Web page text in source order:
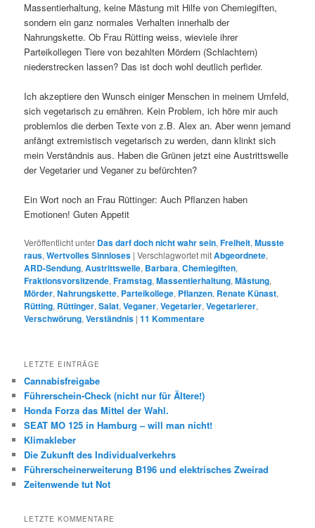
Massentierhaltung, keine Mästung mit Hilfe von Chemiegiften,
sondern ein ganz normales Verhalten innerhalb der
Nahrungskette. Ob Frau Rütting weiss, wieviele ihrer
Parteikollegen Tiere von bezahlten Mördern (Schlachtern)
niederstrecken lassen? Das ist doch wohl deutlich perfider.
Ich akzeptiere den Wunsch einiger Menschen in meinem Umfeld,
sich vegetarisch zu ernähren. Kein Problem, ich höre mir auch
problemlos die derben Texte von z.B. Alex an. Aber wenn jemand
anfängt extremistisch vegetarisch zu werden, dann klinkt sich
mein Verständnis aus. Haben die Grünen jetzt eine Austrittswelle
der Vegetarier und Veganer zu befürchten?
Ein Wort noch an Frau Rüttinger: Auch Pflanzen haben
Emotionen! Guten Appetit
Veröffentlicht unter Das darf doch nicht wahr sein,Freiheit,Musste
raus,Wertvolles Sinnloses |Verschlagwortet mitAbgeordnete,
ARD-Sendung,Austrittswelle, Barbara,Chemiegiften,
Fraktionsvorsitzende,Framstag,Massentierhaltung,Mästung,
Mörder,Nahrungskette, Parteikollege, Pflanzen, Renate Künast,
Rütting, Rüttinger,Salat,Veganer,Vegetarier,Vegetarierer,
Verschwörung,Verständnis |11 Kommentare
LETZTE EINTRÄGE
Cannabisfreigabe
Führerschein-Check (nicht nur für Ältere!)
Honda Forza das Mittel der Wahl.
SEAT MO 125 in Hamburg – will man nicht!
Klimakleber
Die Zukunft des Individualverkehrs
Führerscheinerweiterung B196 und elektrisches Zweirad
Zeitenwende tut Not
LETZTE KOMMENTARE